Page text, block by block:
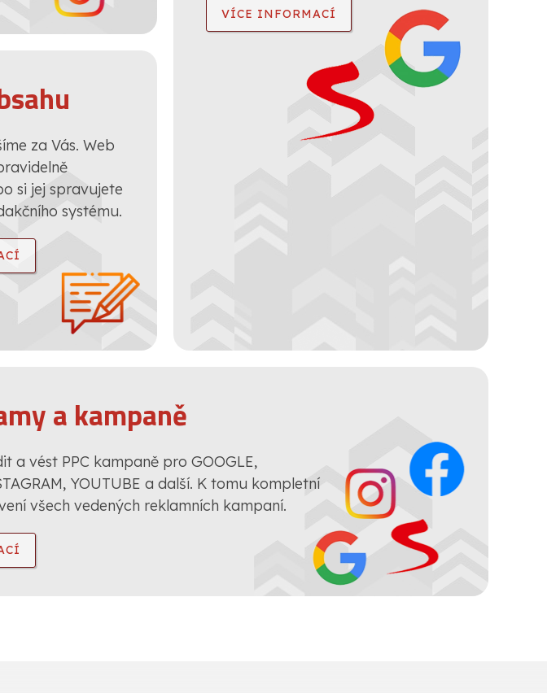
za Vás. Web
si jej spravujete
systému.
a kampaně
a vést PPC kampaně pro GOOGLE,
YOUTUBE a další. K tomu kompletní
všech vedených reklamních kampaní.
VÍCE INFORMACÍ